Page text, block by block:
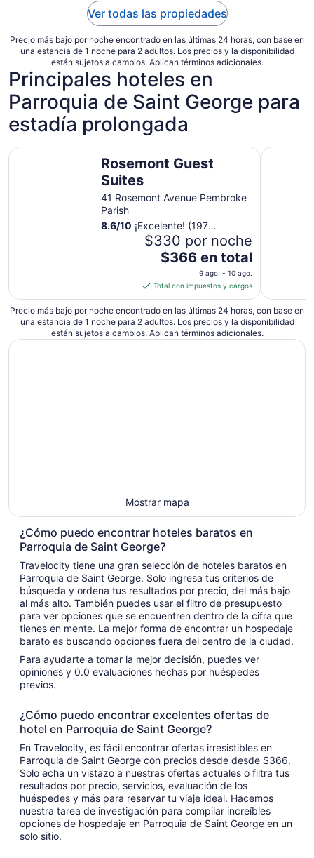
Ver todas las propiedades
Precio más bajo por noche encontrado en las últimas 24 horas, con base en
una estancia de 1 noche para 2 adultos. Los precios y la disponibilidad
están sujetos a cambios. Aplican términos adicionales.
Principales hoteles en
Parroquia de Saint George para
estadía prolongada
Rosemont Guest
Suites
41 Rosemont Avenue Pembroke
Parish
8.6/10 ¡Excelente! (197
opiniones)$330 por noche
El
es
de
$366
en
total
$366 en total
9 ago. - 10 ago.
Total con impuestos y cargos
Rosemont Guest Suites
Precio más bajo por noche encontrado en las últimas 24 horas, con base en
una estancia de 1 noche para 2 adultos. Los precios y la disponibilidad
están sujetos a cambios. Aplican términos adicionales.
Mostrar mapa
¿Cómo puedo encontrar hoteles baratos en
Parroquia de Saint George?
Travelocity tiene una gran selección de hoteles baratos en
Parroquia de Saint George. Solo ingresa tus criterios de
búsqueda y ordena tus resultados por precio, del más bajo
al más alto. También puedes usar el filtro de presupuesto
para ver opciones que se encuentren dentro de la cifra que
tienes en mente. La mejor forma de encontrar un hospedaje
barato es buscando opciones fuera del centro de la ciudad.
Para ayudarte a tomar la mejor decisión, puedes ver
opiniones y 0.0 evaluaciones hechas por huéspedes
previos.
¿Cómo puedo encontrar excelentes ofertas de
hotel en Parroquia de Saint George?
En Travelocity, es fácil encontrar ofertas irresistibles en
Parroquia de Saint George con precios desde desde $366.
Solo echa un vistazo a nuestras ofertas actuales o filtra tus
resultados por precio, servicios, evaluación de los
huéspedes y más para reservar tu viaje ideal. Hacemos
nuestra tarea de investigación para compilar increíbles
opciones de hospedaje en Parroquia de Saint George en un
solo sitio.